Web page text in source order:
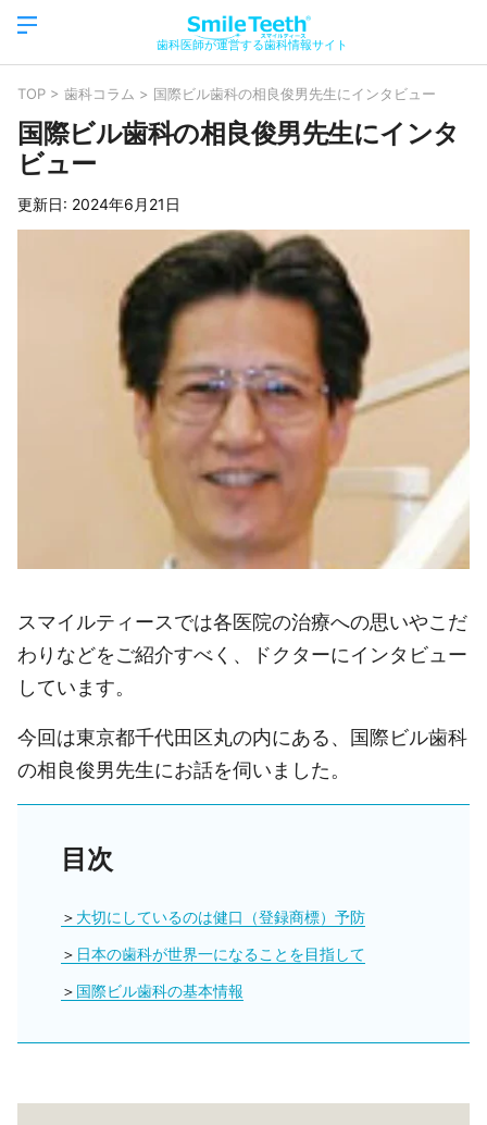
歯科医師が運営する歯科情報サイト
TOP > 歯科コラム > 国際ビル歯科の相良俊男先生にインタビュー
国際ビル歯科の相良俊男先生にインタ
ビュー
更新日: 2024年6月21日
スマイルティースでは各医院の治療への思いやこだ
わりなどをご紹介すべく、ドクターにインタビュー
しています。
今回は東京都千代田区丸の内にある、国際ビル歯科
の相良俊男先生にお話を伺いました。
目次
大切にしているのは健口（登録商標）予防
日本の歯科が世界一になることを目指して
国際ビル歯科の基本情報